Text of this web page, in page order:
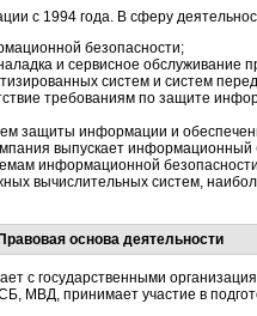
с 1994 года. В сферу
безопасности;
и сервисное
систем и систем
требованиям по защите
защиты информации и
выпускает
информационной
вычислительных систем,
Правовая основа деятельности
с государственными
принимает участие в